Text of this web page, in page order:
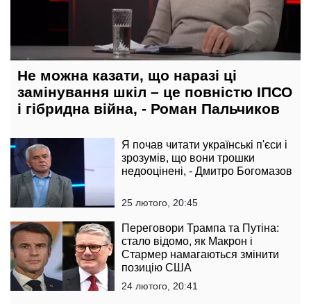
Не можна казати, що наразі ці
замінування шкіл – це повністю ІПСО
і гібридна війна, - Роман Пальчиков
Я почав читати українські п'єси і
зрозумів, що вони трошки
недооцінені, - Дмитро Богомазов
25 лютого, 20:45
Переговори Трампа та Путіна:
стало відомо, як Макрон і
Стармер намагаються змінити
позицію США
24 лютого, 20:41